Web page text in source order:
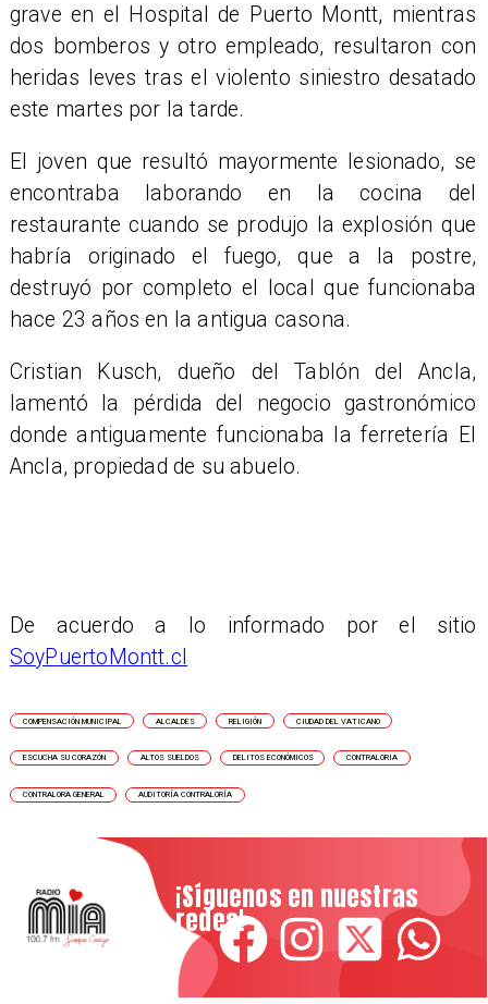
grave en el Hospital de Puerto Montt, mientras
dos bomberos y otro empleado, resultaron con
heridas leves tras el violento siniestro desatado
este martes por la tarde.
El joven que resultó mayormente lesionado, se
encontraba laborando en la cocina del
restaurante cuando se produjo la explosión que
habría originado el fuego, que a la postre,
destruyó por completo el local que funcionaba
hace 23 años en la antigua casona.
​Cristian Kusch, dueño del Tablón del Ancla,
lamentó la pérdida del negocio gastronómico
donde antiguamente funcionaba la ferretería El
Ancla, propiedad de su abuelo.
De acuerdo a lo informado por el sitio
SoyPuertoMontt.cl
COMPENSACIÓN MUNICIPAL ALCALDES RELIGIÓN CIUDAD DEL VATICANO
ESCUCHA SU CORAZÓN ALTOS SUELDOS DELITOS ECONÓMICOS CONTRALORIA
CONTRALORA GENERAL AUDITORÍA CONTRALORÍA
¡Síguenos en nuestras
redes!